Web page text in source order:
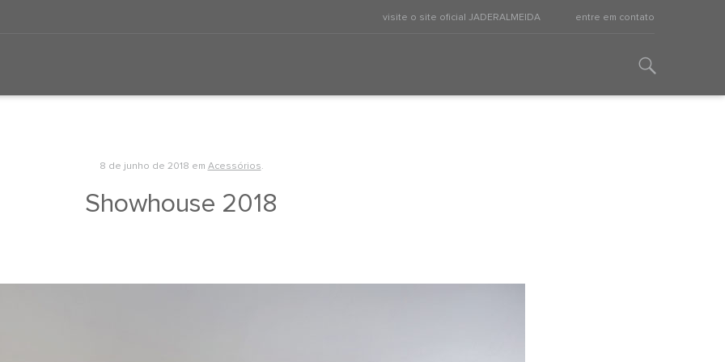
visite o site oficial JADERALMEIDA entre em contato
8 de junho de 2018 em Acessórios.
Showhouse 2018